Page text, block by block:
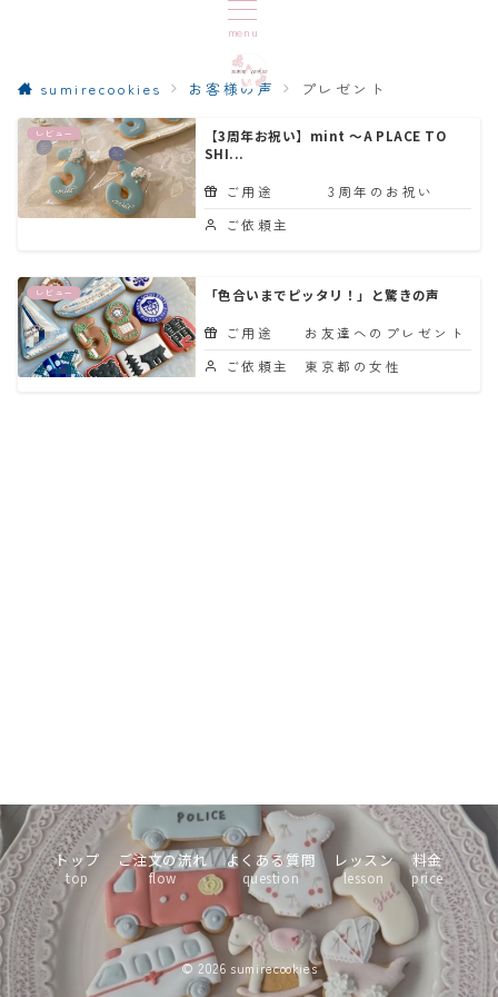
menu
sumirecookies お客様の声 プレゼント
レビュー
【3周年お祝い】mint 〜A PLACE TO
SHI...
ご用途
3周年のお祝い
ご依頼主
レビュー 「色合いまでピッタリ！」と驚きの声
ご用途
お友達へのプレゼント
ご依頼主
東京都の女性
トップ
top
ご注文の流れ
flow
よくある質問
question
レッスン
lesson
料金
price
© 2026sumirecookies